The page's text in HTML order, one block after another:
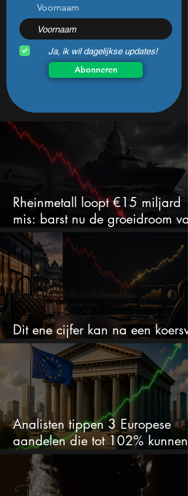
Voornaam
Ja, ik wil dagelijkse updates!
Abonneren
Rheinmetall loopt €15 miljard
mis: barst nu de groeidroom van
het defensiebedrijf?
Dit ene cijfer kan na een
van 50% alles veranderen
Analisten tippen 3 Europese
aandelen die tot 102% kunnen
stijgen